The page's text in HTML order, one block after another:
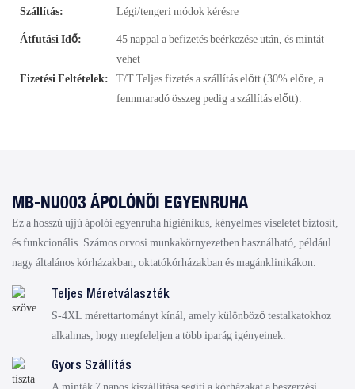
Szállítás: Légi/tengeri módok kérésre
Átfutási Idő:
45 nappal a befizetés beérkezése után, és mintát
vehet
Fizetési Feltételek:
T/T Teljes fizetés a szállítás előtt (30% előre, a
fennmaradó összeg pedig a szállítás előtt).
MB-NU003 ÁPOLÓNŐI EGYENRUHA
Ez a hosszú ujjú ápolói egyenruha higiénikus, kényelmes viseletet biztosít,
és funkcionális. Számos orvosi munkakörnyezetben használható, például
nagy általános kórházakban, oktatókórházakban és magánklinikákon.
Teljes Méretválaszték
S-4XL mérettartományt kínál, amely különböző testalkatokhoz
alkalmas, hogy megfeleljen a több iparág igényeinek.
Gyors Szállítás